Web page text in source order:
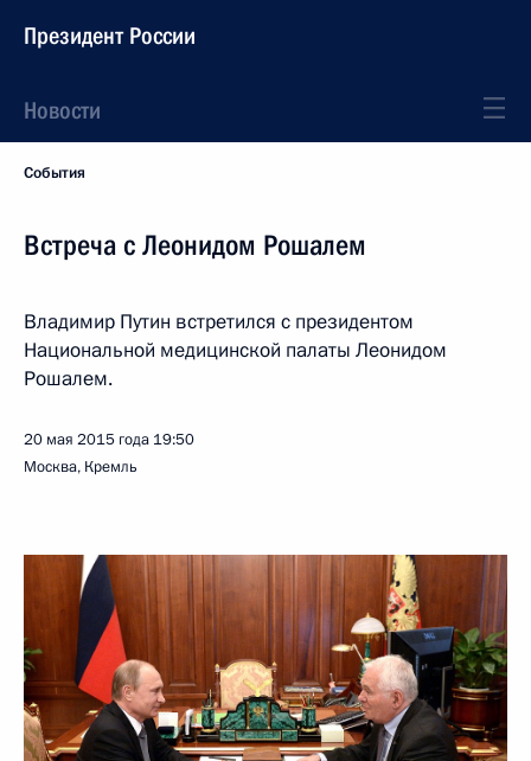
Президент России
Новости
События
Встреча с Леонидом Рошалем
Владимир Путин встретился с президентом
Национальной медицинской палаты Леонидом
Рошалем.
20 мая 2015 года 19:50
Москва, Кремль